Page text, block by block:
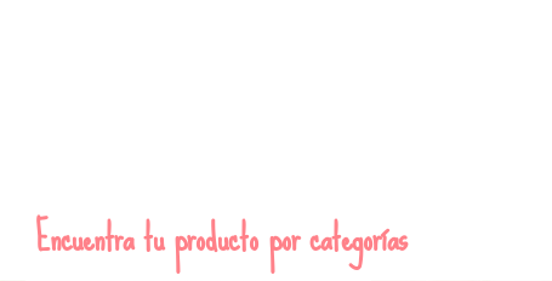
Encuentra tu producto por categorías